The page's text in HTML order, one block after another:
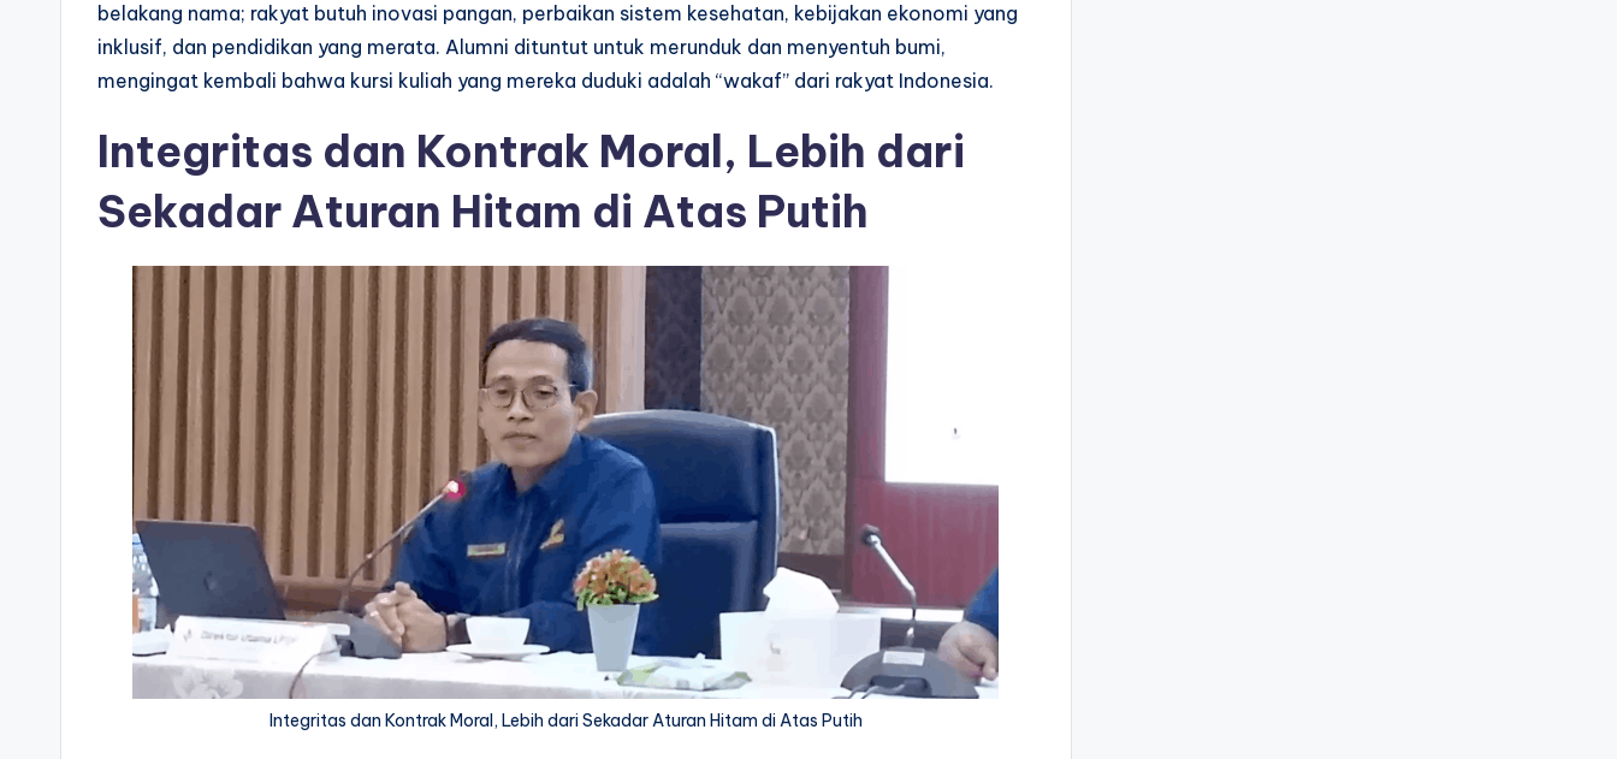
belakang nama; rakyat butuh inovasi pangan, perbaikan sistem kesehatan, kebijakan ekonomi yang
inklusif, dan pendidikan yang merata. Alumni dituntut untuk merunduk dan menyentuh bumi,
mengingat kembali bahwa kursi kuliah yang mereka duduki adalah “wakaf” dari rakyat Indonesia.
Integritas dan Kontrak Moral, Lebih dari
Sekadar Aturan Hitam di Atas Putih
Integritas dan Kontrak Moral, Lebih dari Sekadar Aturan Hitam di Atas Putih